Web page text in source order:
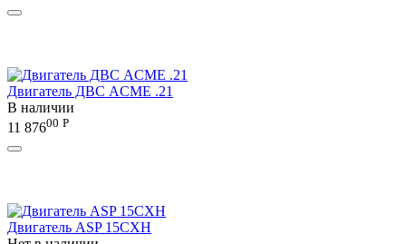
Двигатель ДВС ACME .21
В наличии
11 87600 Р
Двигатель ASP 15CXH